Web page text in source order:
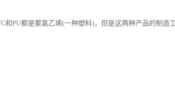
和PU都是聚氯乙烯(一种塑料)，但是这两种产品的制造